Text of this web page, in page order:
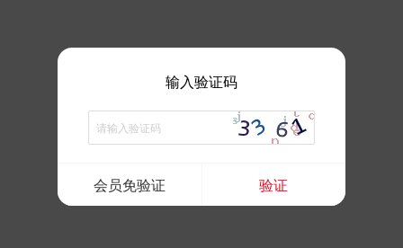
输入验证码
会员免验证 验证